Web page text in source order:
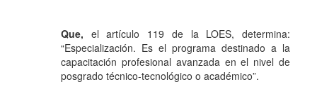
Que, el artículo 119 de la LOES, determina:
“Especialización. Es el programa destinado a la
capacitación profesional avanzada en el nivel de
posgrado técnico-tecnológico o académico”.